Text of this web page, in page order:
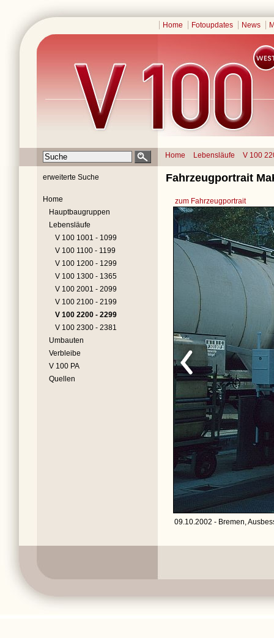
Home Fotoupdates News
Home Lebensläufe V 100
erweiterte Suche
Home
Hauptbaugruppen
Lebensläufe
V 100 1001 - 1099
V 100 1100 - 1199
V 100 1200 - 1299
V 100 1300 - 1365
V 100 2001 - 2099
V 100 2100 - 2199
V 100 2200 - 2299
V 100 2300 - 2381
Umbauten
Verbleibe
V 100 PA
Quellen
Fahrzeugportrait
zum Fahrzeugportrait
09.10.2002 - Bremen,